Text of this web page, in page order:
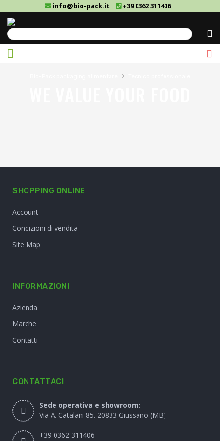
info@bio-pack.it +39 0362 311406
›
SHOPPING ONLINE
Account
Condizioni di vendita
Site Map
INFORMAZIONI
Azienda
Marche
Contatti
CONTATTACI
Sede operativa e showroom:
Via A. Catalani 85. 20833 Giussano (MB)
+39 0362 311406